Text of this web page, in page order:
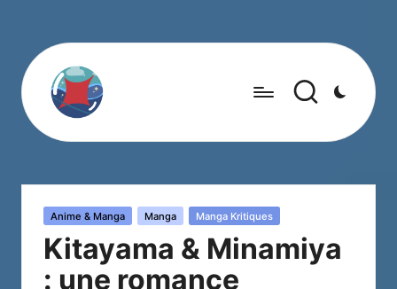
Posted
Anime & Manga Manga Manga Kritiques
Kitayama & Minamiya
: une romance